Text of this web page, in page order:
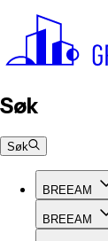
Søk
Søk
BREEAM
BREEAM